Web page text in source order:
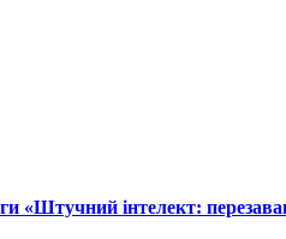
«Штучний інтелект: